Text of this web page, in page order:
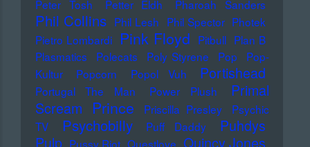
Peter Tosh
Petter Eldh Pharoah Sanders
Phil Collins Phil Lesh Phil Spector Photek
Pietro Lombardi
Pink Floyd Pitbull Plan B
Plasmatics
Polecats Poly Styrene Pop
Pop-
Kultur
Popcorn Popol Vuh Portishead
Portugal The Man Power Plush
Primal
Scream
Prince Priscilla Presley
Psychic
TV
Psychobilly Puff Daddy
Puhdys
Pussy Riot Questlove